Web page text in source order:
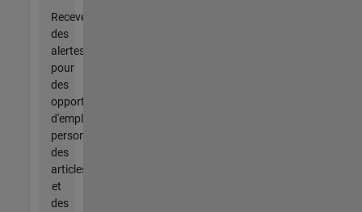
Recevez
des
alertes
pour
des
opportunités
d'emploi
personnalisées,
des
articles
et
des